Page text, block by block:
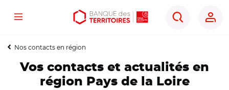
Aller
contenu
Aller
menu
Ouvrir
outils
Menu
Rechercher
Nos contacts en région
Vos contacts et actualités en
région Pays de la Loire